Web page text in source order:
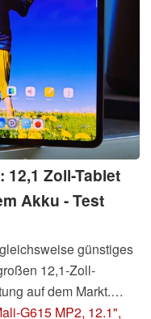
Zoll-Tablet
Akku - Test
günstiges
12,1-Zoll-
auf dem Markt.
Version so
G615 MP2, 12.1",